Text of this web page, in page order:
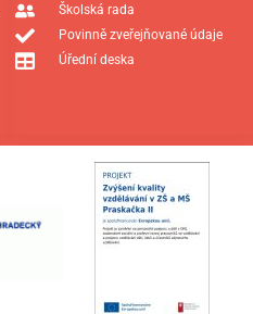
Školská rada
Povinně zveřejňované údaje
Úřední deska